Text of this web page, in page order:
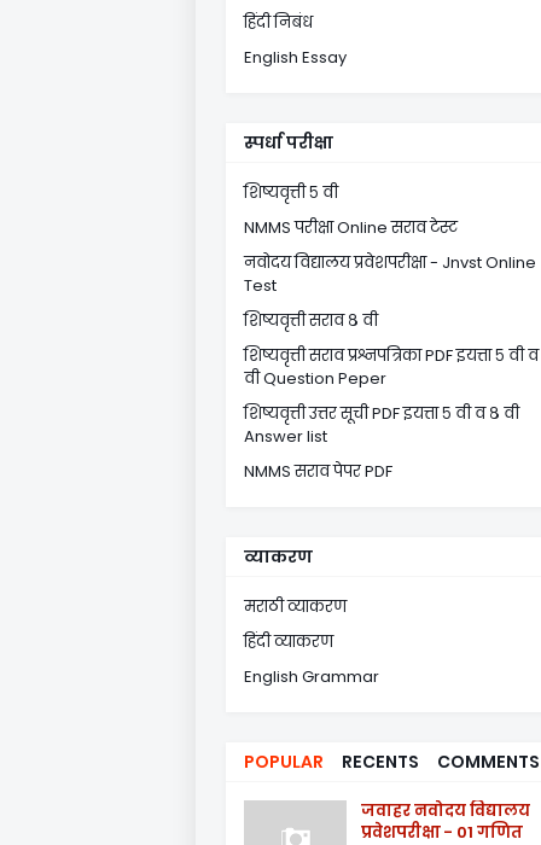
हिंदी निबंध
English Essay
स्पर्धा परीक्षा
शिष्यवृत्ती ५ वी
NMMS परीक्षा Online सराव टेस्ट
नवोदय विद्यालय प्रवेशपरीक्षा - Jnvst Online
Test
शिष्यवृत्ती सराव ८ वी
शिष्यवृत्ती सराव प्रश्नपत्रिका PDF इयत्ता ५ वी
वी Question Peper
शिष्यवृत्ती उत्तर सूची PDF इयत्ता ५ वी व ८ वी
Answer list
NMMS सराव पेपर PDF
व्याकरण
मराठी व्याकरण
हिंदी व्याकरण
English Grammar
POPULAR RECENTS COMMENTS
जवाहर नवोदय विद्यालय
प्रवेशपरीक्षा - 01 गणित